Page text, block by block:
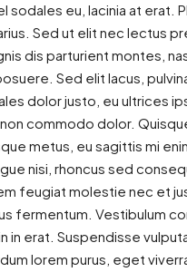
sodales eu, lacinia at
Sed ut elit nec lectus
dis parturient montes,
Sed elit lacus,
dolor justo, eu ultrices
commodo dolor.
metus, eu sagittis mi
nisi, rhoncus sed
feugiat molestie nec et
fermentum. Vestibulum
in erat. Suspendisse
lorem purus, eget